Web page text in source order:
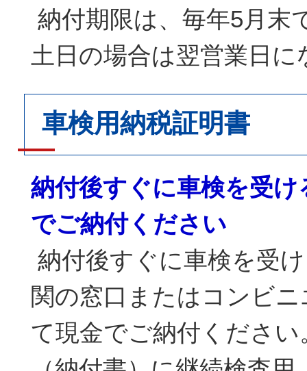
納付期限は、毎年5月末
土日の場合は翌営業日に
車検用納税証明書
納付後すぐに車検を受け
でご納付ください
納付後すぐに車検を受
関の窓口またはコンビ
て現金でご納付ください